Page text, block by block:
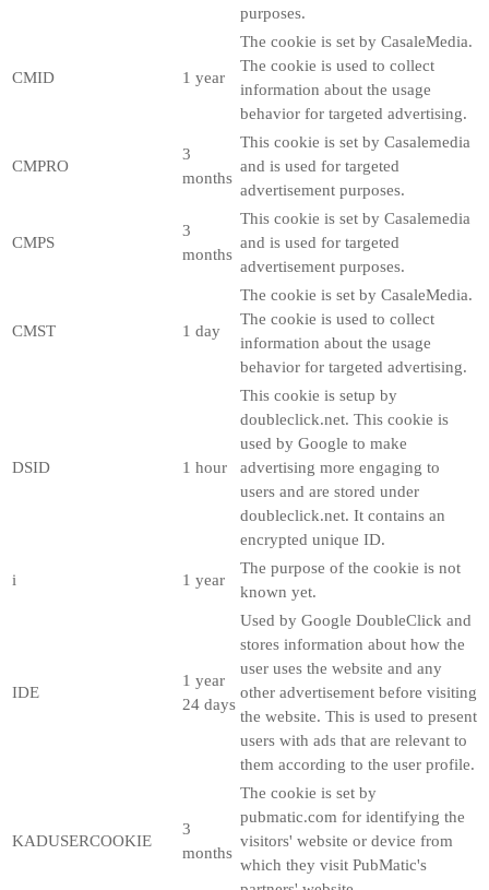
purposes.
CMID 1 year
The cookie is set by CasaleMedia.
The cookie is used to collect
information about the usage
behavior for targeted advertising.
CMPRO
3
months
This cookie is set by Casalemedia
and is used for targeted
advertisement purposes.
CMPS
3
months
This cookie is set by Casalemedia
and is used for targeted
advertisement purposes.
CMST 1 day
The cookie is set by CasaleMedia.
The cookie is used to collect
information about the usage
behavior for targeted advertising.
DSID 1 hour
This cookie is setup by
doubleclick.net. This cookie is
used by Google to make
advertising more engaging to
users and are stored under
doubleclick.net. It contains an
encrypted unique ID.
i 1 year
The purpose of the cookie is not
known yet.
IDE
1 year
24 days
Used by Google DoubleClick and
stores information about how the
user uses the website and any
other advertisement before visiting
the website. This is used to present
users with ads that are relevant to
them according to the user profile.
KADUSERCOOKIE
3
months
The cookie is set by
pubmatic.com for identifying the
visitors' website or device from
which they visit PubMatic's